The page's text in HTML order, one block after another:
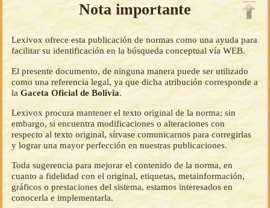
Nota importante
Lexivox ofrece esta publicación de normas como una ayuda para
facilitar su identificación en la búsqueda conceptual vía WEB.
El presente documento, de ninguna manera puede ser utilizado
como una referencia legal, ya que dicha atribución corresponde a
laGaceta Oficial de Bolivia.
Lexivox procura mantener el texto original de la norma; sin
embargo, si encuentra modificaciones o alteraciones con
respecto al texto original, sírvase comunicarnos para corregirlas
y lograr una mayor perfección en nuestras publicaciones.
Toda sugerencia para mejorar el contenido de la norma, en
cuanto a fidelidad con el original, etiquetas, metainformación,
gráficos o prestaciones del sistema, estamos interesados en
conocerla e implementarla.